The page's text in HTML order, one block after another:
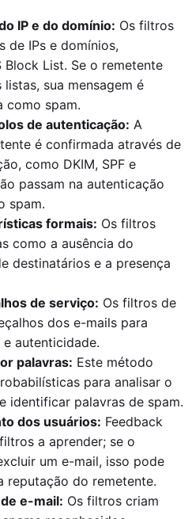
IP e do domínio: Os filtros
de IPs e domínios,
List. Se o remetente
sua mensagem é
como spam.
de autenticação: A
é confirmada através de
como DKIM, SPF e
passam na autenticação
spam.
formais: Os filtros
como a ausência do
destinatários e a presença
de serviço: Os filtros de
dos e-mails para
autenticidade.
palavras: Este método
para analisar o
identificar palavras de spam.
dos usuários: Feedback
a aprender; se o
um e-mail, isso pode
reputação do remetente.
e-mail: Os filtros criam